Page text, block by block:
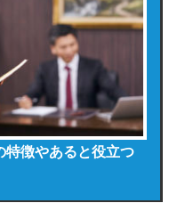
特徴やあると役立つ